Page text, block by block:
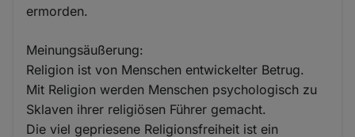
ermorden.
Meinungsäußerung:
Religion ist von Menschen entwickelter Betrug.
Mit Religion werden Menschen psychologisch zu
Sklaven ihrer religiösen Führer gemacht.
Die viel gepriesene Religionsfreiheit ist ein